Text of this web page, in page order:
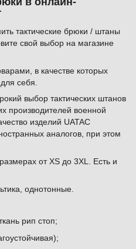
тактические брюки / штаны
свой выбор на магазине
в качестве которых
себя.
выбор тактических штанов
производителей военной
изделий UATAC
аналогов, при этом
от XS до 3XL. Есть и
однотонные.
рип стоп;